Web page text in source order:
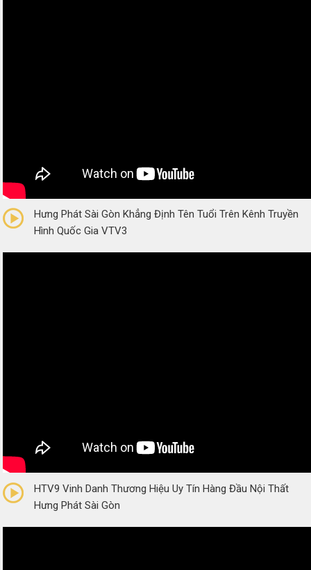
(0 Reviews)
Hưng Phát Sài Gòn Khẳng Định Tên Tuổi Trên Kênh Truyền
Hình Quốc Gia VTV3
(0 Reviews)
HTV9 Vinh Danh Thương Hiệu Uy Tín Hàng Đầu Nội Thất
Hưng Phát Sài Gòn